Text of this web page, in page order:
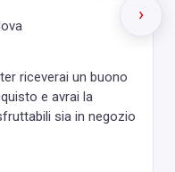
riceverai un buono
e avrai la
sia in negozio
›